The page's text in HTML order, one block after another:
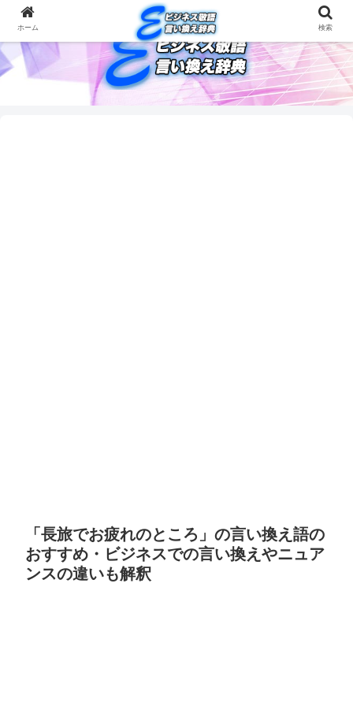
「長旅でお疲れのところ」の言い換え語の
おすすめ・ビジネスでの言い換えやニュア
ンスの違いも解釈
ホーム 検索